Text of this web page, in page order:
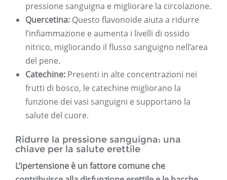
pressione sanguigna e migliorare la circolazione.
Quercetina: Questo flavonoide aiuta a ridurre
l’infiammazione e aumenta i livelli di ossido
nitrico, migliorando il flusso sanguigno nell’area
del pene.
Catechine: Presenti in alte concentrazioni nei
frutti di bosco, le catechine migliorano la
funzione dei vasi sanguigni e supportano la
salute del cuore.
Ridurre la pressione sanguigna: una
chiave per la salute erettile
L’ipertensione è un fattore comune che